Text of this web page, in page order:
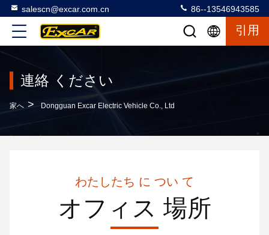
salescn@excar.com.cn 86--13546943585
引用
連絡 ください
家へ > Dongguan Excar Electric Vehicle Co., Ltd
わたしたち に つい て
オフィス 場所